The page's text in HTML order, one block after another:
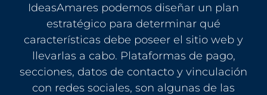
IdeasAmares podemos diseñar un plan
estratégico para determinar qué
características debe poseer el sitio web y
llevarlas a cabo. Plataformas de pago,
secciones, datos de contacto y vinculación
con redes sociales, son algunas de las